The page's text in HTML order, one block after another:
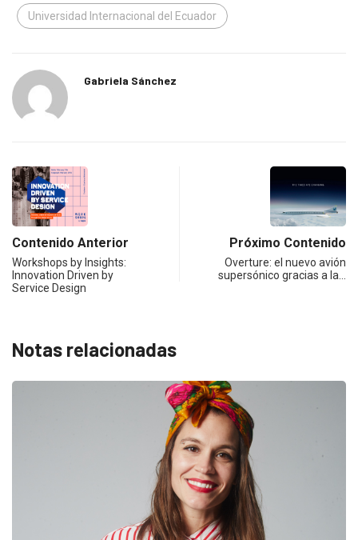
Universidad Internacional del Ecuador
Gabriela Sánchez
Contenido Anterior
Workshops by Insights:
Innovation Driven by
Service Design
Próximo Contenido
Overture: el nuevo avión
supersónico gracias a la…
Notas relacionadas